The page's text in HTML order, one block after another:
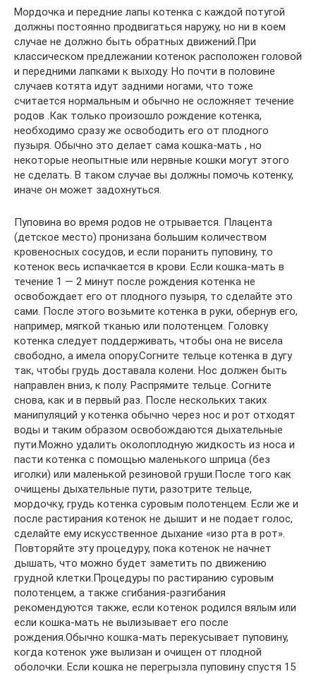
Мордочка и передние лапы котенка с каждой потугой
должны постоянно продвигаться наружу, но ни в коем
случае не должно быть обратных движений.При
классическом предлежании котенок расположен головой
и передними лапками к выходу. Но почти в половине
случаев котята идут задними ногами, что тоже
считается нормальным и обычно не осложняет течение
родов .Как только произошло рождение котенка,
необходимо сразу же освободить его от плодного
пузыря. Обычно это делает сама кошка-мать , но
некоторые неопытные или нервные кошки могут этого
не сделать. В таком случае вы должны помочь котенку,
иначе он может задохнуться.
Пуповина во время родов не отрывается. Плацента
(детское место) пронизана большим количеством
кровеносных сосудов, и если поранить пуповину, то
котенок весь испачкается в крови. Если кошка-мать в
течение 1 — 2 минут после рождения котенка не
освобождает его от плодного пузыря, то сделайте это
сами. После этого возьмите котенка в руки, обернув его,
например, мягкой тканью или полотенцем. Головку
котенка следует поддерживать, чтобы она не висела
свободно, а имела опору.Согните тельце котенка в дугу
так, чтобы грудь доставала колени. Нос должен быть
направлен вниз, к полу. Распрямите тельце. Согните
снова, как и в первый раз. После нескольких таких
манипуляций у котенка обычно через нос и рот отходят
воды и таким образом освобождаются дыхательные
пути.Можно удалить околоплодную жидкость из носа и
пасти котенка с помощью маленького шприца (без
иголки) или маленькой резиновой груши.После того как
очищены дыхательные пути, разотрите тельце,
мордочку, грудь котенка суровым полотенцем. Если же и
после растирания котенок не дышит и не подает голос,
сделайте ему искусственное дыхание «изо рта в рот».
Повторяйте эту процедуру, пока котенок не начнет
дышать, что можно будет заметить по движению
грудной клетки.Процедуры по растиранию суровым
полотенцем, а также сгибания-разгибания
рекомендуются также, если котенок родился вялым или
если кошка-мать не вылизывает его после
рождения.Обычно кошка-мать перекусывает пуповину,
когда котенок уже вылизан и очищен от плодной
оболочки. Если кошка не перегрызла пуповину спустя 15